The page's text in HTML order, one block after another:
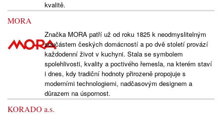
kvalitě.
MORA
Značka MORA patří už od roku 1825 k neodmyslitelným
součástem českých domácností a po dvě století provází
každodenní život v kuchyni. Stala se symbolem
spolehlivosti, kvality a poctivého řemesla, na kterém staví
i dnes, kdy tradiční hodnoty přirozeně propojuje s
moderními technologiemi, nadčasovým designem a
důrazem na úspornost.
KORADO a.s.